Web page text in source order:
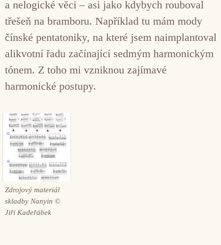
a nelogické věci – asi jako kdybych rouboval
třešeň na bramboru. Například tu mám mody
čínské pentatoniky, na které jsem naimplantoval
alikvotní řadu začínající sedmým harmonickým
tónem. Z toho mi vzniknou zajímavé
harmonické postupy.
Zdrojový materiál
skladby Nanyin ©
Jiří Kadeřábek